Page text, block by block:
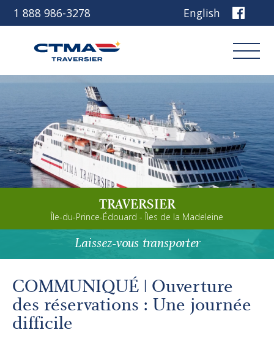
1 888 986-3278 English
À propos
Découvrez notre navire
Planifiez votre voyage
Avant de partir
Autres services
Connexion
Réservez
TRAVERSIER
Île-du-Prince-Édouard - Îles de la Madeleine
Laissez-vous transporter
COMMUNIQUÉ | Ouverture
des réservations : Une journée
difficile